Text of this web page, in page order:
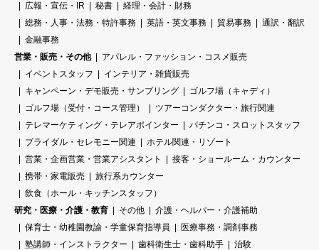
広報・宣伝・IR
秘書
経理・会計・財務
総務・人事・法務・特許事務
英語・英文事務 貿易事務
通訳・翻訳
金融事務
営業・販売・その他
アパレル・ファッション・コスメ販売
イベントスタッフ
インテリア・雑貨販売
キャンペーン・デモ販売・サンプリング
ゴルフ場（キャディ）
ゴルフ場（受付・コース管理）
ツアーコンダクター・旅行関連
テレマーケティング・テレアポインター
パチンコ・スロットスタッフ
ブライダル・セレモニー関連
ホテル関連・リゾート
営業・企画営業・営業アシスタント
接客・ショールーム・カウンター
携帯・家電販売
旅行系カウンター
飲食（ホール・キッチンスタッフ）
研究・医療・介護・教育
その他
介護・ヘルパー・介護補助
保育士・幼稚園教諭・学童保育指導員
医療事務・調剤事務
塾講師・インストラクター
歯科衛生士・歯科助手 治験